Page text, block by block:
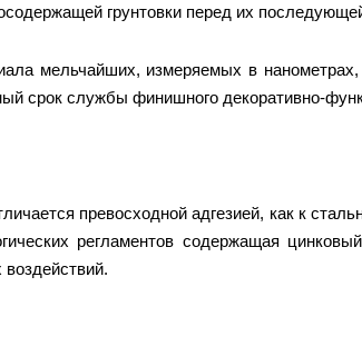
грунтовки перед их
мельчайших, измеряемых в
срок службы финишного декоративно-
превосходной адгезией, как к
регламентов содержащая